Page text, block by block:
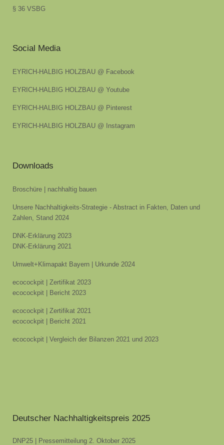
§ 36 VSBG
Social Media
EYRICH-HALBIG HOLZBAU @ Facebook
EYRICH-HALBIG HOLZBAU @ Youtube
EYRICH-HALBIG HOLZBAU @ Pinterest
EYRICH-HALBIG HOLZBAU @ Instagram
Downloads
Broschüre | nachhaltig bauen
Unsere Nachhaltigkeits-Strategie - Abstract in Fakten, Daten und
Zahlen, Stand 2024
DNK-Erklärung 2023
DNK-Erklärung 2021
Umwelt+Klimapakt Bayern | Urkunde 2024
ecocockpit | Zertifikat 2023
ecocockpit | Bericht 2023
ecocockpit | Zertifikat 2021
ecocockpit | Bericht 2021
ecocockpit | Vergleich der Bilanzen 2021 und 2023
Deutscher Nachhaltigkeitspreis 2025
DNP25 | Pressemitteilung 2. Oktober 2025